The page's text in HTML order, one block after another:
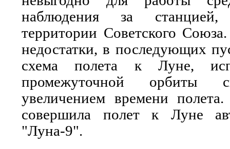
наблюдения за
территории Советского
недостатки, в последующих
схема полета к Луне,
промежуточной орбиты
увеличением времени
совершила полет к Луне
"Луна-9".